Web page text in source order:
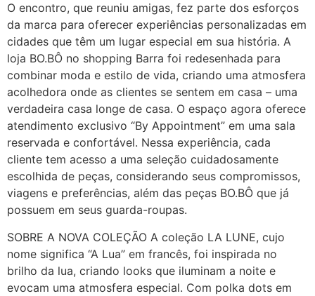
O encontro, que reuniu amigas, fez parte dos esforços
da marca para oferecer experiências personalizadas em
cidades que têm um lugar especial em sua história. A
loja BO.BÔ no shopping Barra foi redesenhada para
combinar moda e estilo de vida, criando uma atmosfera
acolhedora onde as clientes se sentem em casa – uma
verdadeira casa longe de casa. O espaço agora oferece
atendimento exclusivo “By Appointment” em uma sala
reservada e confortável. Nessa experiência, cada
cliente tem acesso a uma seleção cuidadosamente
escolhida de peças, considerando seus compromissos,
viagens e preferências, além das peças BO.BÔ que já
possuem em seus guarda-roupas.
SOBRE A NOVA COLEÇÃO A coleção LA LUNE, cujo
nome significa “A Lua” em francês, foi inspirada no
brilho da lua, criando looks que iluminam a noite e
evocam uma atmosfera especial. Com polka dots em